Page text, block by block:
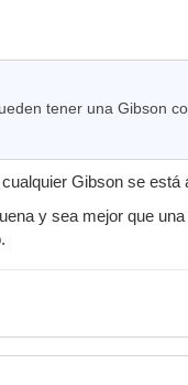
tener una Gibson
Gibson se
y sea mejor que